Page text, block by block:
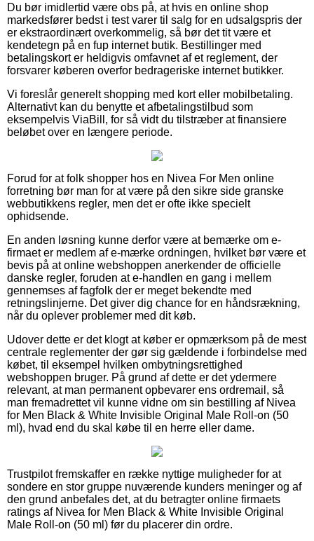
Du bør imidlertid være obs på, at hvis en online shop
markedsfører bedst i test varer til salg for en udsalgspris der
er ekstraordinært overkommelig, så bør det tit være et
kendetegn på en fup internet butik. Bestillinger med
betalingskort er heldigvis omfavnet af et reglement, der
forsvarer køberen overfor bedrageriske internet butikker.
Vi foreslår generelt shopping med kort eller mobilbetaling.
Alternativt kan du benytte et afbetalingstilbud som
eksempelvis ViaBill, for så vidt du tilstræber at finansiere
beløbet over en længere periode.
Forud for at folk shopper hos en Nivea For Men online
forretning bør man for at være på den sikre side granske
webbutikkens regler, men det er ofte ikke specielt
ophidsende.
En anden løsning kunne derfor være at bemærke om e-
firmaet er medlem af e-mærke ordningen, hvilket bør være et
bevis på at online webshoppen anerkender de officielle
danske regler, foruden at e-handlen en gang i mellem
gennemses af fagfolk der er meget bekendte med
retningslinjerne. Det giver dig chance for en håndsrækning,
når du oplever problemer med dit køb.
Udover dette er det klogt at køber er opmærksom på de mest
centrale reglementer der gør sig gældende i forbindelse med
købet, til eksempel hvilken ombytningsrettighed
webshoppen bruger. På grund af dette er det ydermere
relevant, at man permanent opbevarer ens ordremail, så
man fremadrettet vil kunne vidne om sin bestilling af Nivea
for Men Black & White Invisible Original Male Roll-on (50
ml), hvad end du skal købe til en herre eller dame.
Trustpilot fremskaffer en række nyttige muligheder for at
sondere en stor gruppe nuværende kunders meninger og af
den grund anbefales det, at du betragter online firmaets
ratings af Nivea for Men Black & White Invisible Original
Male Roll-on (50 ml) før du placerer din ordre.